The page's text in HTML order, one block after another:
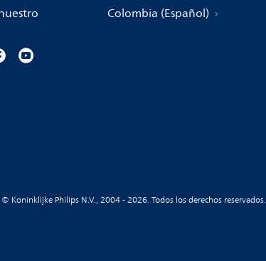
Colombia (Español)
© Koninklijke Philips N.V., 2004 - 2026. Todos los derechos reservados.